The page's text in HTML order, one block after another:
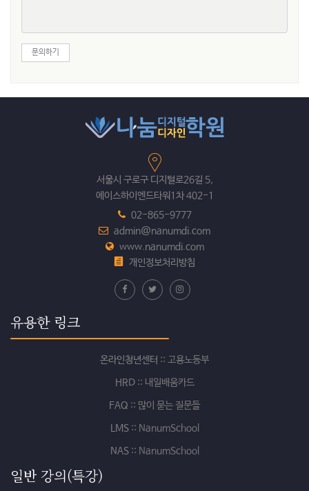
문의하기
서울시 구로구 디지털로26길 5,
에이스하이엔드타워1차 402-1
02-865-9777
admin@nanumdi.com
www.nanumdi.com
개인정보처리방침
유용한 링크
온라인청년센터 :: 고용노동부
HRD:: 내일배움카드
FAQ :: 많이 묻는 질문들
LMS:: NanumSchool
NAS:: NanumSchool
일반 강의(특강)